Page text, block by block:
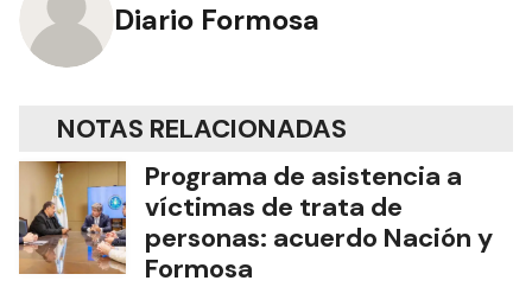
Diario Formosa
NOTAS RELACIONADAS
Programa de asistencia a
víctimas de trata de
personas: acuerdo Nación y
Formosa